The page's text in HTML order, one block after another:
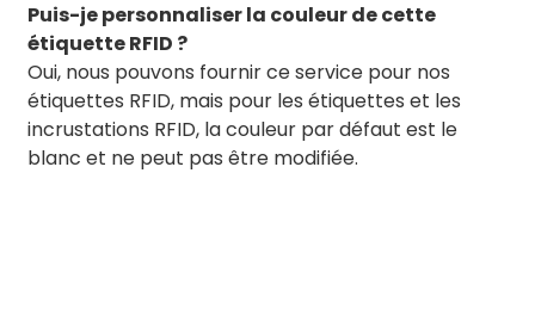
Puis-je personnaliser la couleur de cette
étiquette RFID ?
Oui, nous pouvons fournir ce service pour nos
étiquettes RFID, mais pour les étiquettes et les
incrustations RFID, la couleur par défaut est le
blanc et ne peut pas être modifiée.